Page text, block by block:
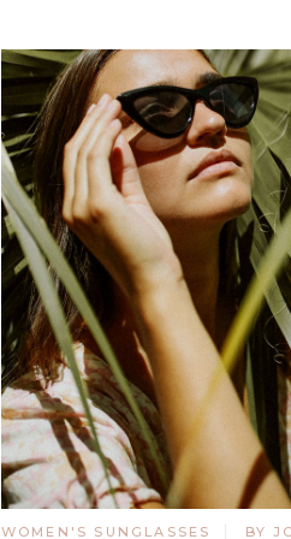
WOMEN'S SUNGLASSES BY